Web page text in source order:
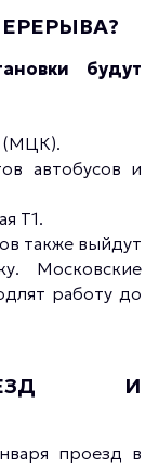
будут
(МЦК).
автобусов и
Т1.
также выйдут
Московские
работу до
И
проезд в